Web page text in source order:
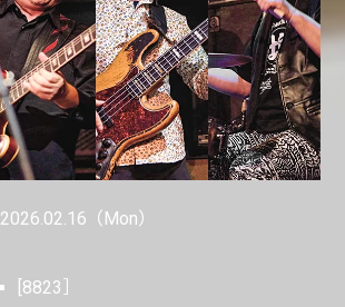
2026.02.16 （Mon）
[8823］